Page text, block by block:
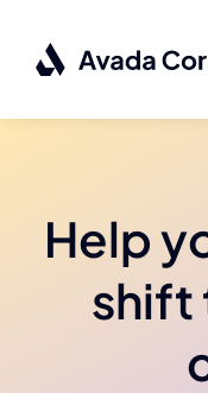
content
Help
shift